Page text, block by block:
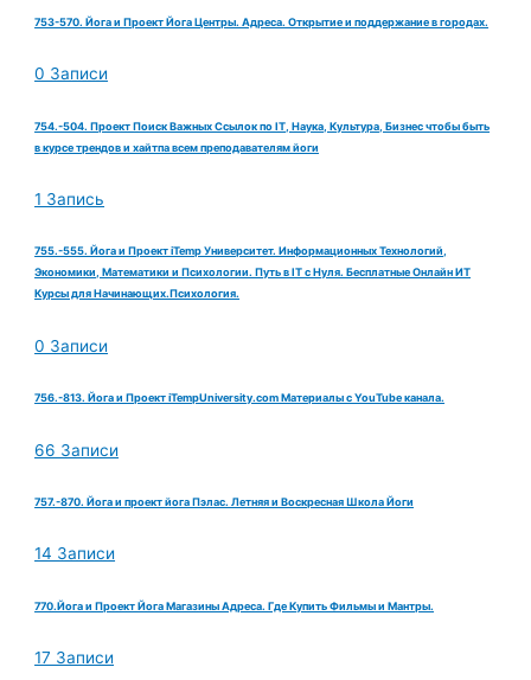
753-570. Йога и Проект Йога Центры. Адреса. Открытие и поддержание в городах.
0 Записи
754.-504. Проект Поиск Важных Ссылок по IT, Наука, Культура, Бизнес чтобы быть
в курсе трендов и хайтпа всем преподавателям йоги
1 Запись
755.-555. Йога и Проект iTemp Университет. Информационных Технологий,
Экономики, Математики и Психологии. Путь в IT с Нуля. Бесплатные Онлайн ИТ
Курсы для Начинающих.Психология.
0 Записи
756.-813. Йога и Проект iTempUniversity.com Материалы с YouTube канала.
66 Записи
757.-870. Йога и проект йога Пэлас. Летняя и Воскресная Школа Йоги
14 Записи
770.Йога и Проект Йога Магазины Адреса. Где Купить Фильмы и Мантры.
17 Записи